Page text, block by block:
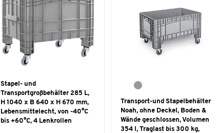
Stapel- und
Transportgroßbehälter 285 L,
H 1040 x B 640 x H 670 mm,
Lebensmittelecht, von -40°C
bis +60°C, 4 Lenkrollen
Transport-und Stapelbehälter
Noah, ohne Deckel, Boden &
Wände geschlossen, Volumen
354 l, Traglast bis 300 kg,